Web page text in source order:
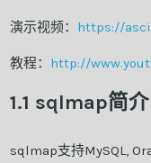
演示视频： https://
教程： http://
1.1 sqlmap简介
sqlmap支持MySQL,